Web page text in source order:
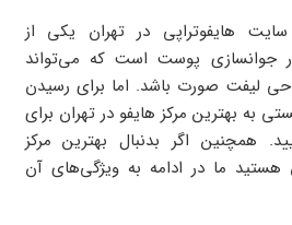
هایفوتراپی در تهران یکی از
جوانسازی پوست است که می‌تواند
لیفت صورت باشد. اما برای رسیدن
به بهترین مرکز هایفو در تهران برای
همچنین اگر بدنبال بهترین مرکز
هستید ما در ادامه به ویژگی‌های آن